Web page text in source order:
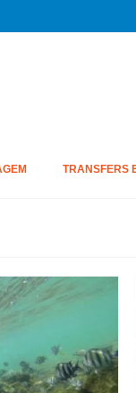
TRANSFERS